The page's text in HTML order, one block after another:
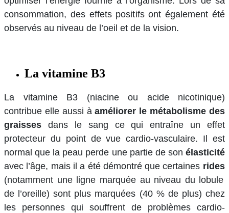
consommation, des effets positifs ont également été
observés au niveau de l’oeil et de la vision.
La vitamine B3
La vitamine B3 (niacine ou acide nicotinique)
contribue elle aussi àaméliorer le métabolisme des
graisses dans le sang ce qui entraîne un effet
protecteur du point de vue cardio-vasculaire. Il est
normal que la peau perde une partie de son élasticité
avec l’âge, mais il a été démontré que certaines rides
(notamment une ligne marquée au niveau du lobule
de l’oreille) sont plus marquées (40 % de plus) chez
les personnes qui souffrent de problèmes cardio-